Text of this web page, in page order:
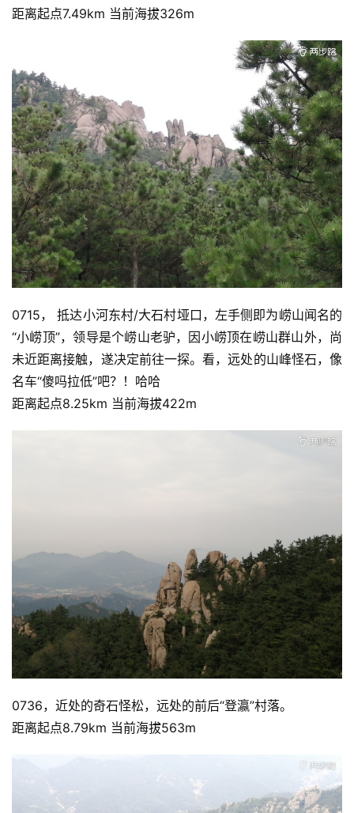
距离起点7.49km 当前海拔326m
0715， 抵达小河东村/大石村垭口，左手侧即为崂山闻名的
“小崂顶”，领导是个崂山老驴，因小崂顶在崂山群山外，尚
未近距离接触，遂决定前往一探。看，远处的山峰怪石，像
名车“傻吗拉低”吧？！哈哈
距离起点8.25km 当前海拔422m
0736，近处的奇石怪松，远处的前后“登瀛”村落。
距离起点8.79km 当前海拔563m